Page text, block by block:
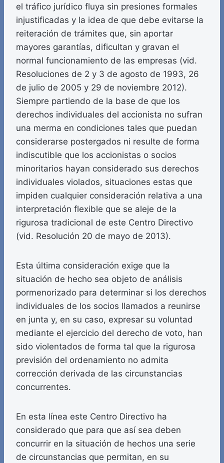
el tráfico jurídico fluya sin presiones formales
injustificadas y la idea de que debe evitarse la
reiteración de trámites que, sin aportar
mayores garantías, dificultan y gravan el
normal funcionamiento de las empresas (vid.
Resoluciones de 2 y 3 de agosto de 1993, 26
de julio de 2005 y 29 de noviembre 2012).
Siempre partiendo de la base de que los
derechos individuales del accionista no sufran
una merma en condiciones tales que puedan
considerarse postergados ni resulte de forma
indiscutible que los accionistas o socios
minoritarios hayan considerado sus derechos
individuales violados, situaciones estas que
impiden cualquier consideración relativa a una
interpretación flexible que se aleje de la
rigurosa tradicional de este Centro Directivo
(vid. Resolución 20 de mayo de 2013).
Esta última consideración exige que la
situación de hecho sea objeto de análisis
pormenorizado para determinar si los derechos
individuales de los socios llamados a reunirse
en junta y, en su caso, expresar su voluntad
mediante el ejercicio del derecho de voto, han
sido violentados de forma tal que la rigurosa
previsión del ordenamiento no admita
corrección derivada de las circunstancias
concurrentes.
En esta línea este Centro Directivo ha
considerado que para que así sea deben
concurrir en la situación de hechos una serie
de circunstancias que permitan, en su